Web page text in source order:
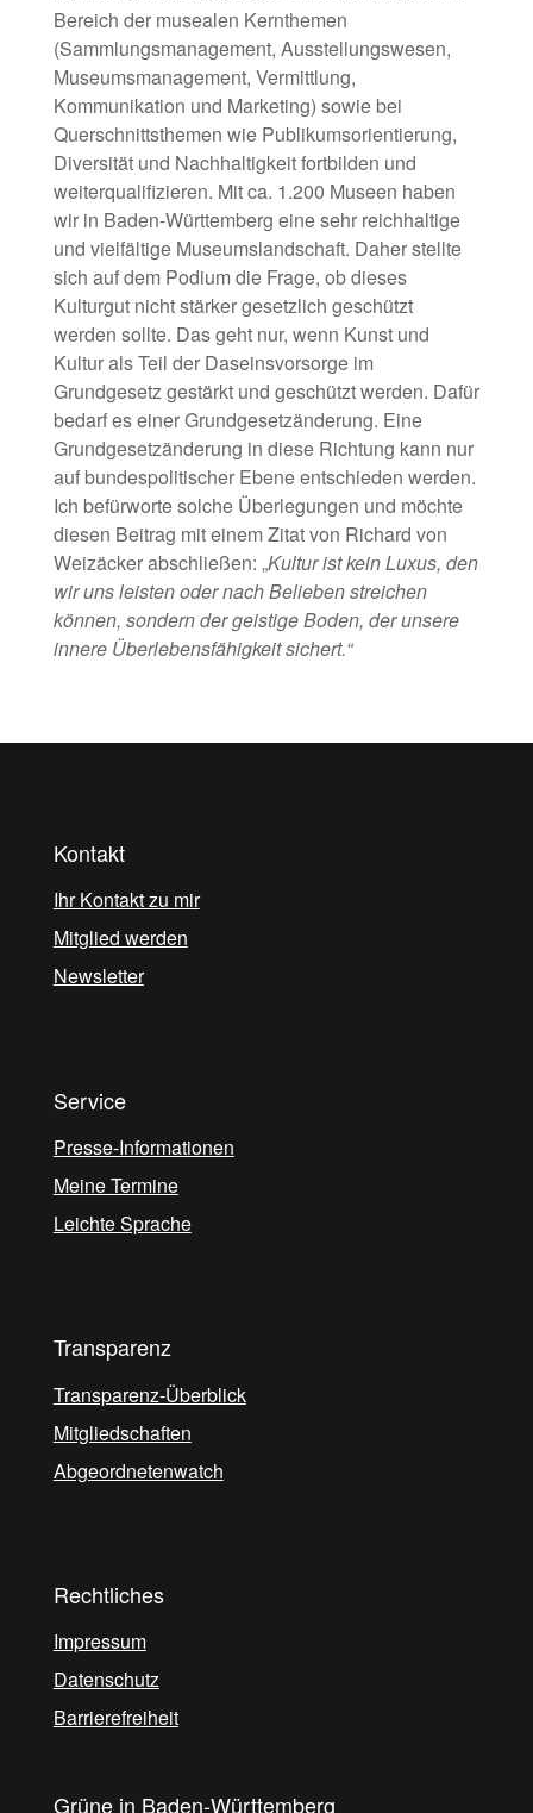
Bereich der musealen Kernthemen
(Sammlungsmanagement, Ausstellungswesen,
Museumsmanagement, Vermittlung,
Kommunikation und Marketing) sowie bei
Querschnittsthemen wie Publikumsorientierung,
Diversität und Nachhaltigkeit fortbilden und
weiterqualifizieren. Mit ca. 1.200 Museen haben
wir in Baden-Württemberg eine sehr reichhaltige
und vielfältige Museumslandschaft. Daher stellte
sich auf dem Podium die Frage, ob dieses
Kulturgut nicht stärker gesetzlich geschützt
werden sollte. Das geht nur, wenn Kunst und
Kultur als Teil der Daseinsvorsorge im
Grundgesetz gestärkt und geschützt werden. Dafür
bedarf es einer Grundgesetzänderung. Eine
Grundgesetzänderung in diese Richtung kann nur
auf bundespolitischer Ebene entschieden werden.
Ich befürworte solche Überlegungen und möchte
diesen Beitrag mit einem Zitat von Richard von
Weizäcker abschließen: „Kultur ist kein Luxus, den
wir uns leisten oder nach Belieben streichen
können, sondern der geistige Boden, der unsere
innere Überlebensfähigkeit sichert.“
Kontakt
Ihr Kontakt zu mir
Mitglied werden
Newsletter
Service
Presse-Informationen
Meine Termine
Leichte Sprache
Transparenz
Transparenz-Überblick
Mitgliedschaften
Abgeordnetenwatch
Rechtliches
Impressum
Datenschutz
Barrierefreiheit
Grüne in Baden-Württemberg